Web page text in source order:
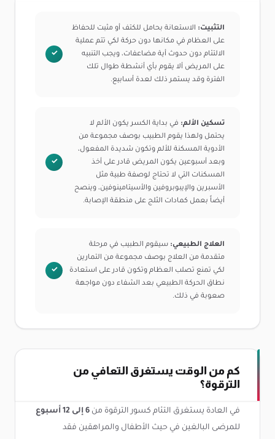
التثبيت: الاستعانة بحامل للكتف أو مثبت للحفاظ
على العظام في مكانها دون حركة لكي تتم عملية
الالتئام دون حدوث أية مضاعفات، ويجب التنبيه
على المريض ألا يقوم بأي أنشطة طوال تلك
الفترة وقد يستمر ذلك لعدة أسابيع.
تسكين الألم: في بداية الكسر يكون الألم لا
يحتمل ولهذا يقوم الطبيب بوصف مجموعة من
الأدوية المسكنة للألم وتكون شديدة المفعول،
وبعد أسبوعين يكون المريض قادر على أخذ
المسكنات التي لا تحتاج لوصفة طبية مثل
الأسبرين والإيبوبروفين والأسيتامينوفين، وينصح
أيضاً بعمل كمادات الثلج على منطقة الإصابة.
العلاج الطبيعي: سيقوم الطبيب في مرحلة
متقدمة من العلاج بوصف مجموعة من التمارين
لكي تمنع تصلب العظام وتكون قادر على استعادة
نطاق الحركة الطبيعي بعد الشفاء دون مواجهة
صعوبة في ذلك.
كم من الوقت يستغرق التعافي من
الترقوة؟
في العادة يستغرق التئام كسور الترقوة من
للمرضى البالغين في حيث الأطفال والمراهقين فقد